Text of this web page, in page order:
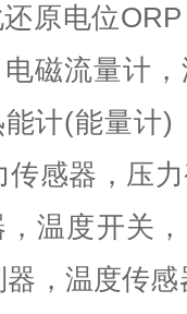
原电位
磁流量计
计(能量计)
感器，压
温度开关
，温度传